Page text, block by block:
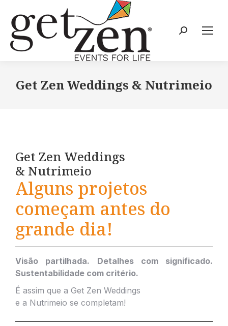
Get Zen Weddings & Nutrimeio
Get Zen Weddings
& Nutrimeio
Alguns projetos
começam antes do
grande dia!
Visão partilhada. Detalhes com significado.
Sustentabilidade com critério.
É assim que a Get Zen Weddings
e a Nutrimeio se completam!